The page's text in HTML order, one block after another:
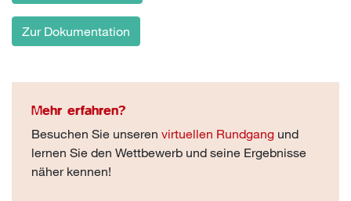
Zur Dokumentation
Mehr erfahren?
Besuchen Sie unseren virtuellen Rundgang und
lernen Sie den Wettbewerb und seine Ergebnisse
näher kennen!